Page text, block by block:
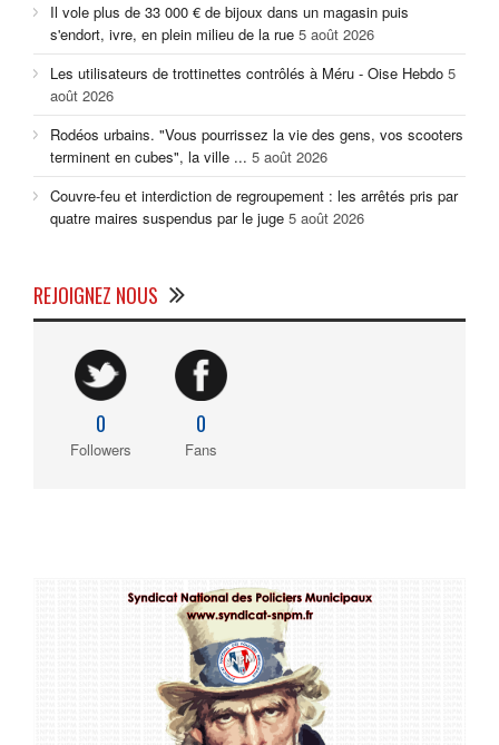
Il vole plus de 33 000 € de bijoux dans un magasin puis
s'endort, ivre, en plein milieu de la rue 5 août 2026
Les utilisateurs de trottinettes contrôlés à Méru - Oise Hebdo 5
août 2026
Rodéos urbains. "Vous pourrissez la vie des gens, vos scooters
terminent en cubes", la ville ... 5 août 2026
Couvre-feu et interdiction de regroupement : les arrêtés pris par
quatre maires suspendus par le juge 5 août 2026
REJOIGNEZ NOUS
0
Followers
0
Fans